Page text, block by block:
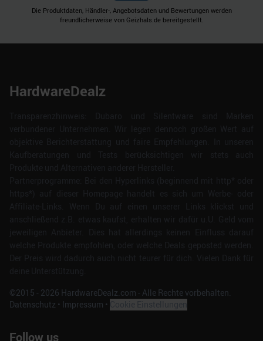
Die Produktdaten, Händler-, Angebotsdaten und Bewertungen werden
freundlicherweise von Geizhals.de bereitgestellt.
HardwareDealz
©2015 - 2026 HardwareDealz.com - Alle Rechte vorbehalten.
Datenschutz • Impressum •
Follow us